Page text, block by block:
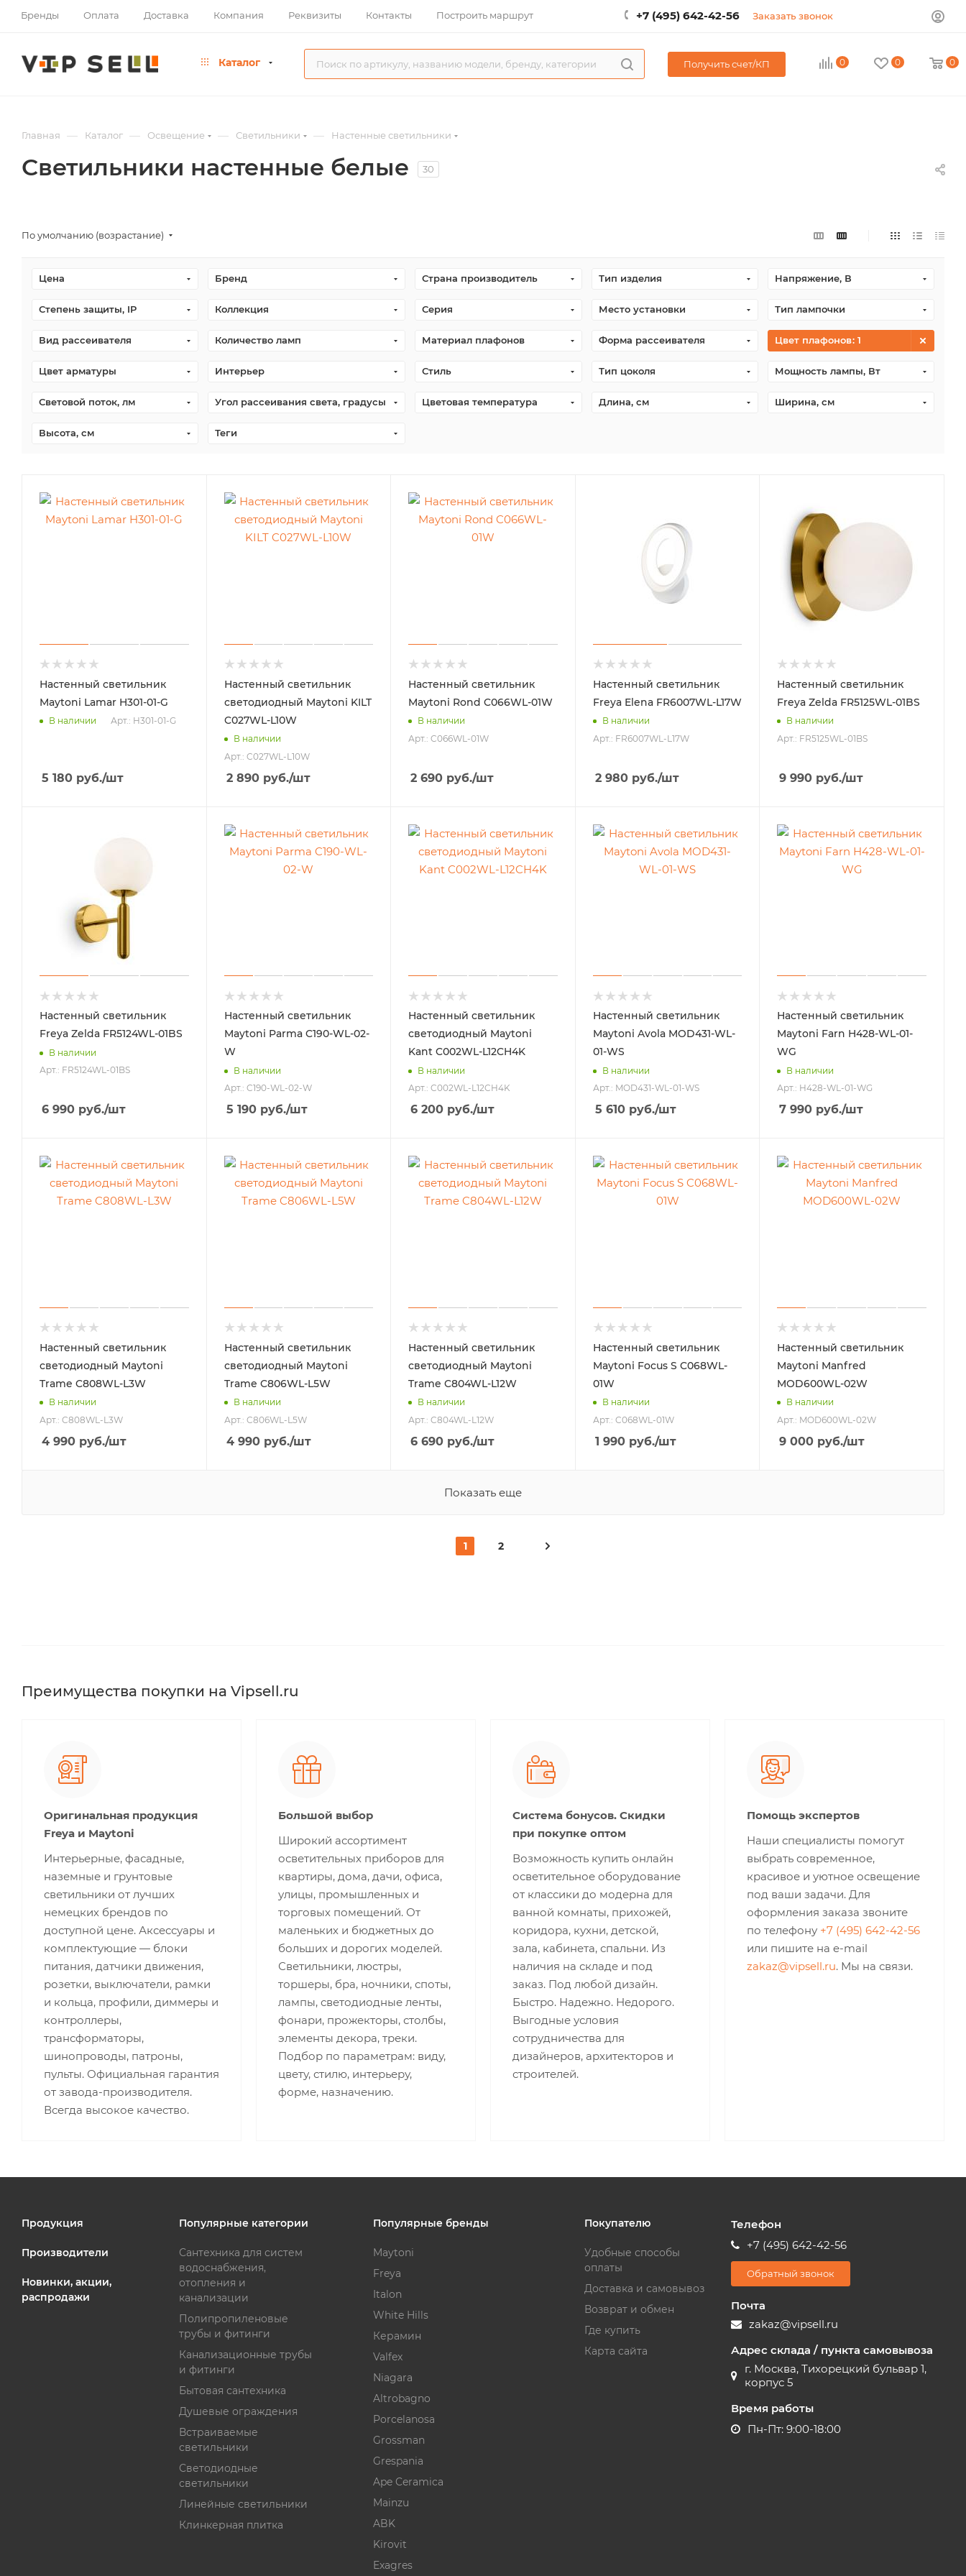
Бренды Оплата Доставка Компания Реквизиты Контакты Построить маршрут +7 (495) 642-42-56 Заказать звонок
Каталог Получить счет/КП 0 0 0
Главная — Каталог — Освещение — Светильники — Настенные светильники
Светильники настенные белые 30
По умолчанию (возрастание)
Цена Бренд Страна производитель Тип изделия Напряжение, В
Степень защиты, IP Коллекция Серия Место установки Тип лампочки
Вид рассеивателя Количество ламп Материал плафонов Форма рассеивателя Цвет плафонов: 1
Цвет арматуры Интерьер Стиль Тип цоколя Мощность лампы, Вт
Световой поток, лм Угол рассеивания света, градусы Цветовая температура Длина, см Ширина, см
Высота, см Теги
Настенный светильник
Maytoni Lamar H301-01-G
В наличии Арт.: H301-01-G
5 180 руб./шт
Настенный светильник
светодиодный Maytoni KILT
C027WL-L10W
В наличии
Арт.: C027WL-L10W
2 890руб./шт
Настенный светильник
Maytoni Rond C066WL-01W
В наличии
Арт.: C066WL-01W
2 690 руб./шт
Настенный светильник
Freya Elena FR6007WL-L17W
В наличии
Арт.: FR6007WL-L17W
2 980руб./шт
Настенный светильник
Freya Zelda FR5125WL-01BS
В наличии
Арт.: FR5125WL-01BS
9 990 руб./шт
Настенный светильник
Freya Zelda FR5124WL-01BS
В наличии
Арт.: FR5124WL-01BS
6 990 руб./шт
Настенный светильник
Maytoni Parma C190-WL-02-
W
В наличии
Арт.: C190-WL-02-W
5 190руб./шт
Настенный светильник
светодиодный Maytoni
Kant C002WL-L12CH4K
В наличии
Арт.: C002WL-L12CH4K
6 200 руб./шт
Настенный светильник
Maytoni Avola MOD431-WL-
01-WS
В наличии
Арт.: MOD431-WL-01-WS
5 610руб./шт
Настенный светильник
Maytoni Farn H428-WL-01-
WG
В наличии
Арт.: H428-WL-01-WG
7 990 руб./шт
Настенный светильник
светодиодный Maytoni
Trame C808WL-L3W
В наличии
Арт.: C808WL-L3W
4 990 руб./шт
Настенный светильник
светодиодный Maytoni
Trame C806WL-L5W
В наличии
Арт.: C806WL-L5W
4 990руб./шт
Настенный светильник
светодиодный Maytoni
Trame C804WL-L12W
В наличии
Арт.: C804WL-L12W
6 690 руб./шт
Настенный светильник
Maytoni Focus S C068WL-
01W
В наличии
Арт.: C068WL-01W
1 990руб./шт
Настенный светильник
Maytoni Manfred
MOD600WL-02W
В наличии
Арт.: MOD600WL-02W
9 000 руб./шт
Показать еще
1 2
Преимущества покупки на Vipsell.ru
Оригинальная продукция
Freya и Maytoni
Интерьерные, фасадные,
наземные и грунтовые
светильники от лучших
немецких брендов по
доступной цене. Аксессуары и
комплектующие — блоки
питания, датчики движения,
розетки, выключатели, рамки
и кольца, профили, диммеры и
контроллеры,
трансформаторы,
шинопроводы, патроны,
пульты. Официальная гарантия
от завода-производителя.
Всегда высокое качество.
Большой выбор
Широкий ассортимент
осветительных приборов для
квартиры, дома, дачи, офиса,
улицы, промышленных и
торговых помещений. От
маленьких и бюджетных до
больших и дорогих моделей.
Светильники, люстры,
торшеры, бра, ночники, споты,
лампы, светодиодные ленты,
фонари, прожекторы, столбы,
элементы декора, треки.
Подбор по параметрам: виду,
цвету, стилю, интерьеру,
форме, назначению.
Система бонусов. Скидки
при покупке оптом
Возможность купить онлайн
осветительное оборудование
от классики до модерна для
ванной комнаты, прихожей,
коридора, кухни, детской,
зала, кабинета, спальни. Из
наличия на складе и под
заказ. Под любой дизайн.
Быстро. Надежно. Недорого.
Выгодные условия
сотрудничества для
дизайнеров, архитекторов и
строителей.
Помощь экспертов
Наши специалисты помогут
выбрать современное,
красивое и уютное освещение
под ваши задачи. Для
оформления заказа звоните
по телефону +7 (495) 642-42-56
или пишите на e-mail
zakaz@vipsell.ru. Мы на связи.
Продукция
Производители
Новинки, акции,
распродажи
Популярные категории
Сантехника для систем
водоснабжения,
отопления и
канализации
Полипропиленовые
трубы и фитинги
Канализационные трубы
и фитинги
Бытовая сантехника
Душевые ограждения
Встраиваемые
светильники
Светодиодные
светильники
Линейные светильники
Клинкерная плитка
Популярные бренды
Maytoni
Freya
Italon
White Hills
Керамин
Valfex
Niagara
Altrobagno
Porcelanosa
Grossman
Grespania
Ape Ceramica
Mainzu
ABK
Kirovit
Exagres
Покупателю
Удобные способы
оплаты
Доставка и самовывоз
Возврат и обмен
Где купить
Карта сайта
Телефон
+7 (495) 642-42-56
Обратный звонок
Почта
zakaz@vipsell.ru
Адрес склада / пункта самовывоза
г. Москва, Тихорецкий бульвар 1,
корпус 5
Время работы
Пн-Пт: 9:00-18:00